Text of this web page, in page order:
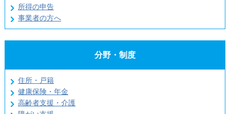
所得の申告
事業者の方へ
分野・制度
住所・戸籍
健康保険・年金
高齢者支援・介護